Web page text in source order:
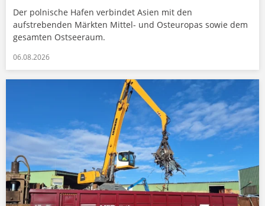
Der polnische Hafen verbindet Asien mit den
aufstrebenden Märkten Mittel- und Osteuropas sowie dem
gesamten Ostseeraum.
06.08.2026